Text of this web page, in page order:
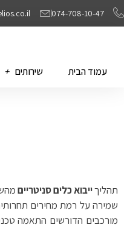
074-708-10-47
עמוד הבית שירותים
תהליךייבוא כלים סניטריים
שמירה על רמת מחירים
מורכבים הדורשים התאמה